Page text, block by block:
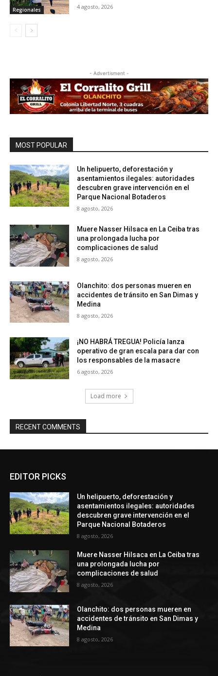
Regionales 4 agosto, 2026
- Advertisment -
MOST POPULAR
Un helipuerto, deforestación y
asentamientos ilegales: autoridades
descubren grave intervención en el
Parque Nacional Botaderos
8 agosto, 2026
Muere Nasser Hilsaca en La Ceiba tras
una prolongada lucha por
complicaciones de salud
8 agosto, 2026
Olanchito: dos personas mueren en
accidentes de tránsito en San Dimas y
Medina
8 agosto, 2026
¡NO HABRÁ TREGUA! Policía lanza
operativo de gran escala para dar con
los responsables de la masacre
6 agosto, 2026
Load more
RECENT COMMENTS
EDITOR PICKS
Un helipuerto, deforestación y
asentamientos ilegales: autoridades
descubren grave intervención en el
Parque Nacional Botaderos
8 agosto, 2026
Muere Nasser Hilsaca en La Ceiba tras
una prolongada lucha por
complicaciones de salud
8 agosto, 2026
Olanchito: dos personas mueren en
accidentes de tránsito en San Dimas y
Medina
8 agosto, 2026